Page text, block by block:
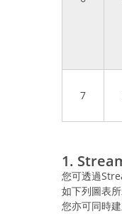
7
1.
您可透過
如下列圖表
您亦可同時